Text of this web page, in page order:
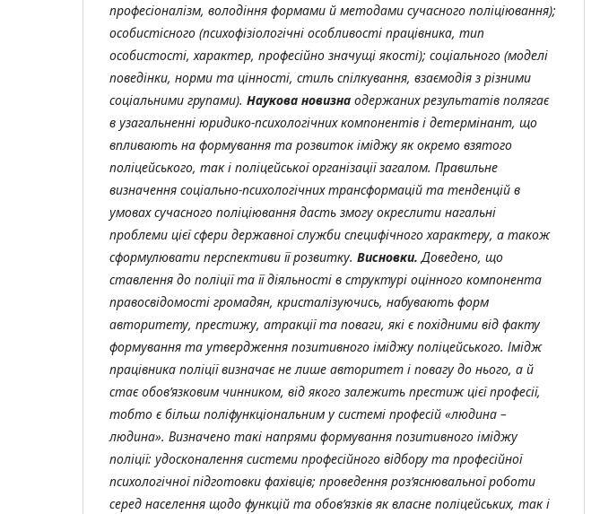
професіоналізм, володіння формами й методами сучасного поліціювання);
особистісного (психофізіологічні особливості працівника, тип
особистості, характер, професійно значущі якості); соціального (моделі
поведінки, норми та цінності, стиль спілкування, взаємодія з різними
соціальними групами). Наукова новизна одержаних результатів полягає
в узагальненні юридико-психологічних компонентів і детермінант, що
впливають на формування та розвиток іміджу як окремо взятого
поліцейського, так і поліцейської організації загалом. Правильне
визначення соціально-психологічних трансформацій та тенденцій в
умовах сучасного поліціювання дасть змогу окреслити нагальні
проблеми цієї сфери державної служби специфічного характеру, а також
сформулювати перспективи її розвитку. Висновки. Доведено, що
ставлення до поліції та її діяльності в структурі оцінного компонента
правосвідомості громадян, кристалізуючись, набувають форм
авторитету, престижу, атракції та поваги, які є похідними від факту
формування та утвердження позитивного іміджу поліцейського. Імідж
працівника поліції визначає не лише авторитет і повагу до нього, а й
стає обов’язковим чинником, від якого залежить престиж цієї професії,
тобто є більш поліфункціональним у системі професій «людина –
людина». Визначено такі напрями формування позитивного іміджу
поліції: удосконалення системи професійного відбору та професійної
психологічної підготовки фахівців; проведення роз’яснювальної роботи
серед населення щодо функцій та обов’язків як власне поліцейських, так і